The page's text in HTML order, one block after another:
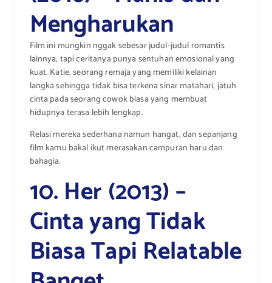
Mengharukan
Film ini mungkin nggak sebesar judul-judul romantis
lainnya, tapi ceritanya punya sentuhan emosional yang
kuat. Katie, seorang remaja yang memiliki kelainan
langka sehingga tidak bisa terkena sinar matahari, jatuh
cinta pada seorang cowok biasa yang membuat
hidupnya terasa lebih lengkap.
Relasi mereka sederhana namun hangat, dan sepanjang
film kamu bakal ikut merasakan campuran haru dan
bahagia.
10. Her (2013) –
Cinta yang Tidak
Biasa Tapi Relatable